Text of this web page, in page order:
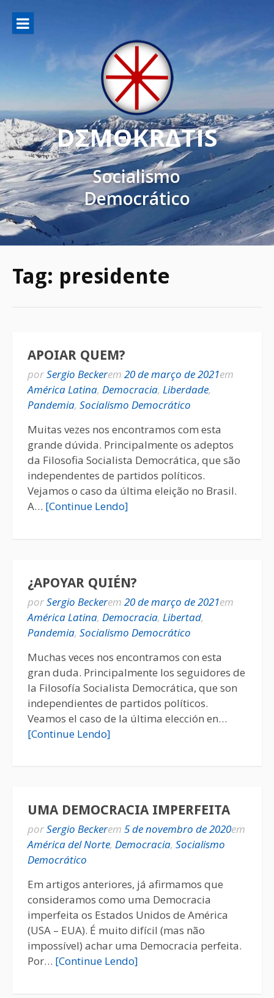
DΣMΘKRΔTIS
Socialismo
Democrático
Tag: presidente
APOIAR QUEM?
porSergio Beckerem 20 de março de 2021em
América Latina, Democracia, Liberdade,
Pandemia, Socialismo Democrático
Muitas vezes nos encontramos com esta
grande dúvida. Principalmente os adeptos
da Filosofia Socialista Democrática, que são
independentes de partidos políticos.
Vejamos o caso da última eleição no Brasil.
A… [Continue Lendo]
¿APOYAR QUIÉN?
porSergio Beckerem 20 de março de 2021em
América Latina, Democracia, Libertad,
Pandemia, Socialismo Democrático
Muchas veces nos encontramos con esta
gran duda. Principalmente los seguidores de
la Filosofía Socialista Democrática, que son
independientes de partidos políticos.
Veamos el caso de la última elección en…
[Continue Lendo]
UMA DEMOCRACIA IMPERFEITA
porSergio Beckerem 5 de novembro de 2020em
América del Norte, Democracia, Socialismo
Democrático
Em artigos anteriores, já afirmamos que
consideramos como uma Democracia
imperfeita os Estados Unidos de América
(USA – EUA). É muito difícil (mas não
impossível) achar uma Democracia perfeita.
Por… [Continue Lendo]